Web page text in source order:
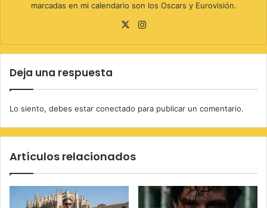
marcadas en mi calendario son los Oscars y Eurovisión.
X
Deja una respuesta
Lo siento, debes estar conectado para publicar un comentario.
Artículos relacionados